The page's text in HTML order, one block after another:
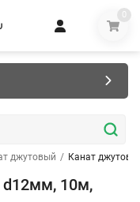
0
джутовый / Канат
d12мм, 10м,